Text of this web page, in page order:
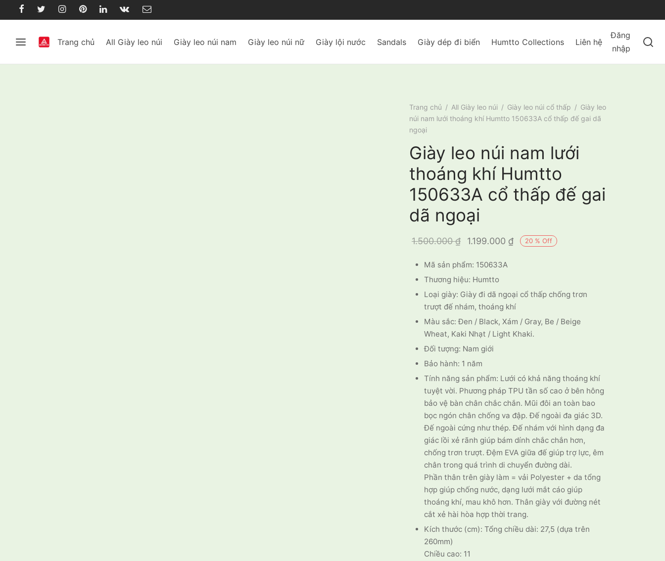
Trang chủ All Giày leo núi Giày leo núi nam Giày leo núi nữ Giày lội nước Sandals Giày dép đi biển Humtto Collections Liên hệ
Đăng
nhập
Trang chủ / All Giày leo núi / Giày leo núi cổ thấp / Giày leo
núi nam lưới thoáng khí Humtto 150633A cổ thấp đế gai dã
ngoại
Giày leo núi nam lưới
thoáng khí Humtto
150633A cổ thấp đế gai
dã ngoại
20 % Off
1.500.000₫
Giá gốc là:
1.199.000 ₫ Giá hiện tại
Mã sản phẩm: 150633A
Thương hiệu: Humtto
Loại giày: Giày đi dã ngoại cổ thấp chống trơn
trượt đế nhám, thoáng khí
Màu sắc: Đen / Black, Xám / Gray, Be / Beige
Wheat, Kaki Nhạt / Light Khaki.
Đối tượng: Nam giới
Bảo hành: 1 năm
Tính năng sản phẩm: Lưới có khả năng thoáng khí
tuyệt vời. Phương pháp TPU tần số cao ở bên hông
bảo vệ bàn chân chắc chắn. Mũi đôi an toàn bao
bọc ngón chân chống va đập. Đế ngoài đa giác 3D.
Đế ngoài cứng như thép. Đế nhám với hình dạng đa
giác lồi xẻ rãnh giúp bám dính chắc chắn hơn,
chống trơn trượt. Đệm EVA giữa đế giúp trợ lực, êm
chân trong quá trình di chuyển đường dài.
Phần thân trên giày làm = vải Polyester + da tổng
hợp giúp chống nước, dạng lưới mắt cáo giúp
thoáng khí, mau khô hơn. Thân giày với đường nét
cắt xẻ hài hòa hợp thời trang.
Kích thước (cm): Tổng chiều dài: 27,5 (dựa trên
260mm)
Chiều cao: 11